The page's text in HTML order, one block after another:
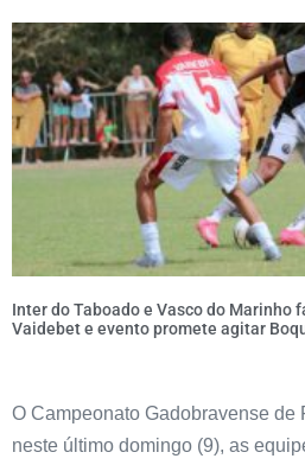
Inter do Taboado e Vasco do Marinho
Vaidebet e evento promete agitar
O Campeonato Gadobravense de
neste último domingo (9), as